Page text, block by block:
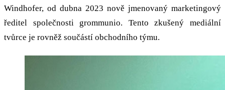
Windhofer, od dubna 2023 nově jmenovaný marketingový
ředitel společnosti grommunio. Tento zkušený mediální
tvůrce je rovněž součástí obchodního týmu.